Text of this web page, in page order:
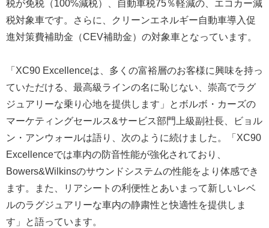
税が免税（100%減税）、自動車税75％軽減の、エコカー減
税対象車です。さらに、クリーンエネルギー自動車導入促
進対策費補助金（CEV補助金）の対象車となっています。
「XC90 Excellenceは、多くの富裕層のお客様に興味を持っ
ていただける、最高級ラインの名に恥じない、崇高でラグ
ジュアリーな乗り心地を提供します」とボルボ・カーズの
マーケティングセールス&サービス部門上級副社長、ビョル
ン・アンウォールは語り、次のように続けました。「XC90
Excellenceでは車内の防音性能が強化されており、
Bowers&Wilkinsのサウンドシステムの性能をより体感でき
ます。また、リアシートの利便性とあいまって新しいレベ
ルのラグジュアリーな車内の静粛性と快適性を提供しま
す」と語っています。